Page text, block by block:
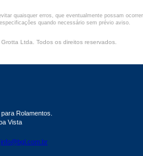
quaisquer erros, que eventualmente possam
quando necessário sem prévio aviso.
Ltda. Todos os direitos reservados.
Rolamentos.
Vista
info@bgl.com.br